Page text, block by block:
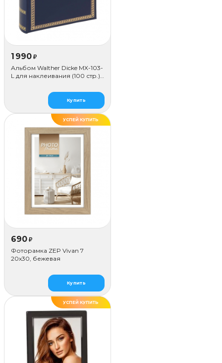
1 990 ₽
Альбом Walther Dicke MX-103-
L для наклеивания (100 стр.),
Купить
УСПЕЙ КУПИТЬ
690 ₽
Фоторамка ZEP Vivan 7
20x30, бежевая
Купить
ХИТ
УСПЕЙ КУПИТЬ